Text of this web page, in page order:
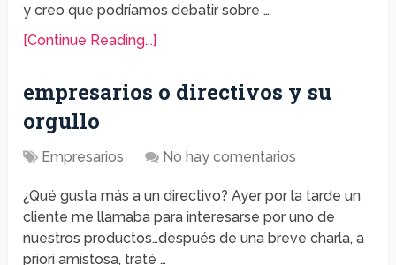
y creo que podríamos debatir sobre …
[Continue Reading...]
empresarios o directivos y su
orgullo
Empresarios No hay comentarios
¿Qué gusta más a un directivo? Ayer por la tarde un
cliente me llamaba para interesarse por uno de
nuestros productos…después de una breve charla, a
priori amistosa, traté …